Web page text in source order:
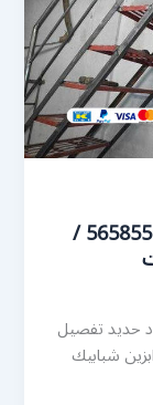
رقم حداد درج حديد صباح الناصر/ 56585569 /
حديد تفصيل
شبابيك